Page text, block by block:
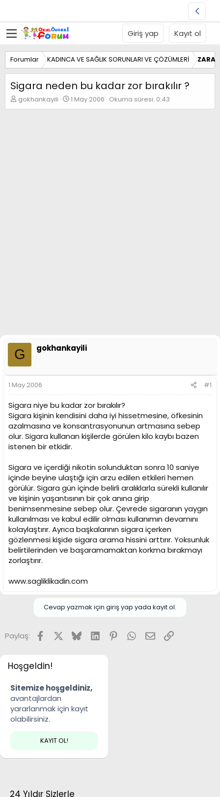
Giriş yap Kayıt ol
Forumlar KADINCA VE SAĞLIK SORUNLARI VE ÇÖZÜMLERİ
Sigara neden bu kadar zor bırakılır ?
K
o
gokhankayili
B
a
1 May 2006 Okuma süresi: 0:43
G gokhankayili
1 May 2006 #1
Sigara niye bu kadar zor bırakılır?
Sigara kişinin kendisini daha iyi hissetmesine, öfkesinin
azalmasına ve konsantrasyonunun artmasına sebep
olur. Sigara kullanan kişilerde görülen kilo kaybı bazen
istenen bir etkidir.
Sigara ve içerdiği nikotin solunduktan sonra 10 saniye
içinde beyine ulaştığı için arzu edilen etkileri hemen
görülür. Sigara gün içinde belirli aralıklarla sürekli kullanılır
ve kişinin yaşantısının bir çok anına girip
benimsenmesine sebep olur. Çevrede sigaranın yaygın
kullanılması ve kabul edilir olması kullanımın devamını
kolaylaştırır. Ayrıca başkalarının sigara içerken
gözlenmesi kişide sigara arama hissini arttırır. Yoksunluk
belirtilerinden ve başaramamaktan korkma bırakmayı
zorlaştırır.
www.sagliklikadin.com
Cevap yazmak için giriş yap yada kayıt ol.
Paylaş: FacebookBlueskyLinkedInPinterestWhatsApp
E-posta
Link
Hoşgeldin!
Sitemize hoşgeldiniz,
avantajlardan
yararlanmak için kayıt
olabilirsiniz.
KAYIT OL!
24 Yıldır Sizlerle